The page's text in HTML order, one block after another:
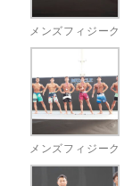
メンズフィジーク
メンズフィジーク